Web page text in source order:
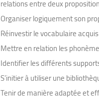
relations entre deux
Organiser logiquement son
Réinvestir le vocabulaire
Mettre en relation les
Identifier les différents
S’initier à utiliser une
Tenir de manière adaptée et